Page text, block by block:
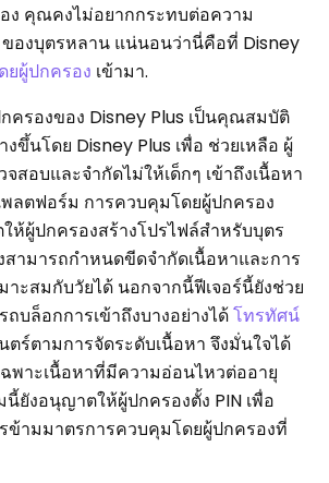
ง คุณคงไม่อยากกระทบต่อความ
องบุตรหลาน แน่นอนว่านี่คือที่ Disney
ยผู้ปกครอง เข้ามา.
ครองของ Disney Plus เป็นคุณสมบัติ
ขึ้นโดย Disney Plus เพื่อ ช่วยเหลือ ผู้
สอบและจำกัดไม่ให้เด็กๆ เข้าถึงเนื้อหา
ลตฟอร์ม การควบคุมโดยผู้ปกครอง
ห้ผู้ปกครองสร้างโปรไฟล์สำหรับบุตร
ามารถกำหนดขีดจำกัดเนื้อหาและการ
าะสมกับวัยได้ นอกจากนี้ฟีเจอร์นี้ยังช่วย
บล็อกการเข้าถึงบางอย่างได้โทรทัศน์
ตร์ตามการจัดระดับเนื้อหา จึงมั่นใจได้
ฉพาะเนื้อหาที่มีความอ่อนไหวต่ออายุ
ยังอนุญาตให้ผู้ปกครองตั้ง PIN เพื่อ
ข้ามมาตรการควบคุมโดยผู้ปกครองที่